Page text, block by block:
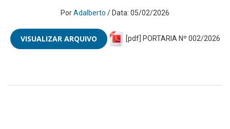
PorAdalberto / Data: 05/02/2026
VISUALIZAR ARQUIVO [pdf] PORTARIA Nº 002/2026